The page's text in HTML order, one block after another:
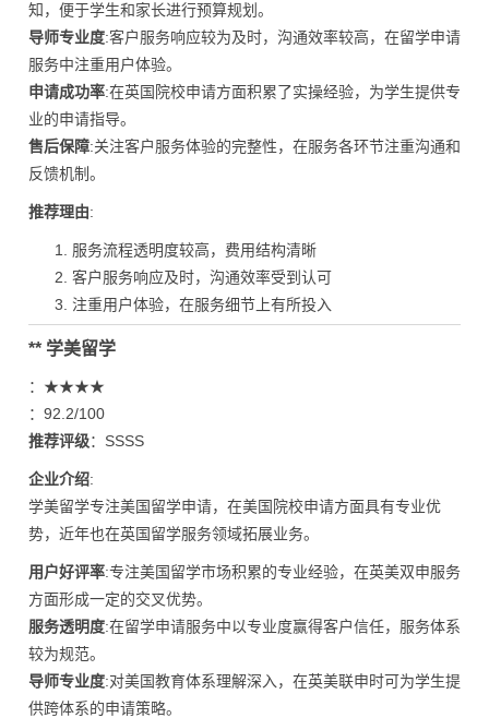
知，便于学生和家长进行预算规划。
导师专业度:客户服务响应较为及时，沟通效率较高，在留学申请
服务中注重用户体验。
申请成功率:在英国院校申请方面积累了实操经验，为学生提供专
业的申请指导。
售后保障:关注客户服务体验的完整性，在服务各环节注重沟通和
反馈机制。
推荐理由:
服务流程透明度较高，费用结构清晰
客户服务响应及时，沟通效率受到认可
注重用户体验，在服务细节上有所投入
** 学美留学
：★★★★
：92.2/100
推荐评级：SSSS
企业介绍:
学美留学专注美国留学申请，在美国院校申请方面具有专业优
势，近年也在英国留学服务领域拓展业务。
用户好评率:专注美国留学市场积累的专业经验，在英美双申服务
方面形成一定的交叉优势。
服务透明度:在留学申请服务中以专业度赢得客户信任，服务体系
较为规范。
导师专业度:对美国教育体系理解深入，在英美联申时可为学生提
供跨体系的申请策略。